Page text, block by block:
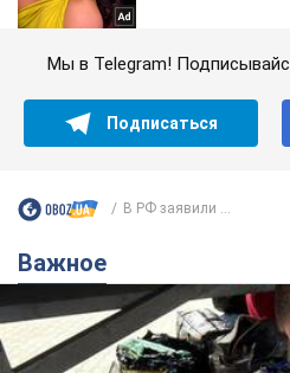
Мы в Telegram!
Подписаться
В РФ заявили ...
Важное